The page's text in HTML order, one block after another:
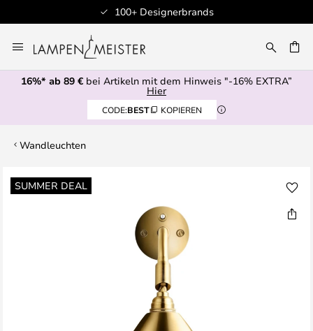
100+ Designerbrands
Inhalt
springen
16%* ab 89 € bei Artikeln mit dem Hinweis "-16% EXTRA”
Hier
CODE:BEST KOPIEREN
Wandleuchten
SUMMER DEAL
Zum
Ende